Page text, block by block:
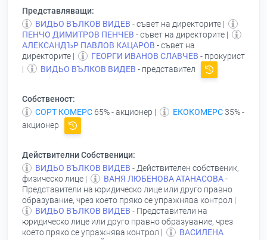
Представляващи:
ВИДЬО ВЪЛКОВ ВИДЕВ - съвет на директорите |
ПЕНЧО ДИМИТРОВ ПЕНЧЕВ - съвет на директорите |
АЛЕКСАНДЪР ПАВЛОВ КАЦАРОВ - съвет на
директорите |
ГЕОРГИ ИВАНОВ СЛАВЧЕВ - прокурист
|
ВИДЬО ВЪЛКОВ ВИДЕВ - представител
Собственост:
СОРТ КОМЕРС 65% - акционер | ЕКОКОМЕРС35% -
акционер
Действителни Собственици:
ВИДЬО ВЪЛКОВ ВИДЕВ - Действителен собственик,
физическо лице |
ВАНЯ ЛЮБЕНОВА АТАНАСОВА-
Представители на юридическо лице или друго правно
образувание, чрез което пряко се упражнява контрол |
ВИДЬО ВЪЛКОВ ВИДЕВ - Представители на
юридическо лице или друго правно образувание, чрез
което пряко се упражнява контрол |
ВАСИЛЕНА